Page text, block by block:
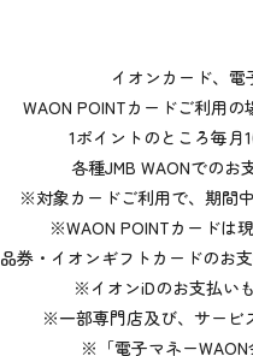
イオンカード、電
WAON POINTカードご利用の
1ポイントのところ毎月
各種JMB WAONでのお
※対象カードご利用で、期間
※WAON POINTカードは
券・イオンギフトカードのお
※イオンiDのお支払い
※一部専門店及び、サービ
※「電子マネー